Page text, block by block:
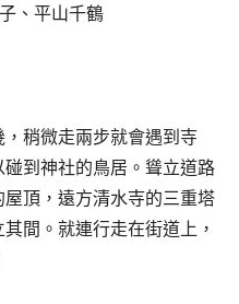
、平山千鶴
稍微走兩步就會遇到寺
到神社的鳥居。聳立道路
頂，遠方清水寺的三重塔
間。就連行走在街道上，